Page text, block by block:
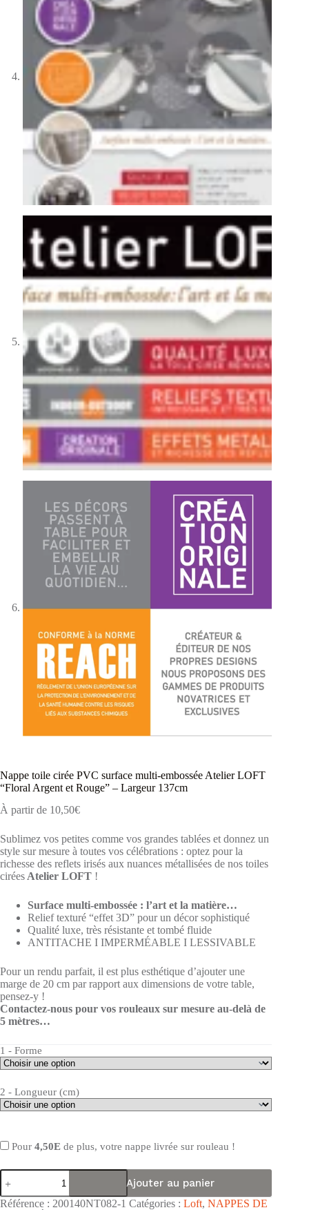
Nappe toile cirée PVC surface multi-embossée Atelier LOFT
“Floral Argent et Rouge” – Largeur 137cm
À partir de 10,50€
Sublimez vos petites comme vos grandes tablées et donnez un
style sur mesure à toutes vos célébrations : optez pour la
richesse des reflets irisés aux nuances métallisées de nos toiles
ciréesAtelier LOFT !
Surface multi-embossée : l’art et la matière…
Relief texturé “effet 3D” pour un décor sophistiqué
Qualité luxe, très résistante et tombé fluide
ANTITACHE I IMPERMÉABLE I LESSIVABLE
Pour un rendu parfait, il est plus esthétique d’ajouter une
marge de 20 cm par rapport aux dimensions de votre table,
pensez-y !
Contactez-nous pour vos rouleaux sur mesure au-delà de
5 mètres…
1 - Forme
2 - Longueur (cm)
Pour 4,50E de plus, votre nappe livrée sur rouleau !
quantité
de
Nappe
Ajouter au panier
Référence : 200140NT082-1 Catégories : Loft, NAPPES DE